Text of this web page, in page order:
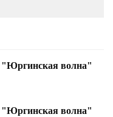
волна"
волна"